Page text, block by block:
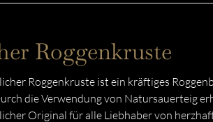
Roggenkruste
Roggenkruste ist ein kräftiges
die Verwendung von Natursauerteig
Original für alle Liebhaber von